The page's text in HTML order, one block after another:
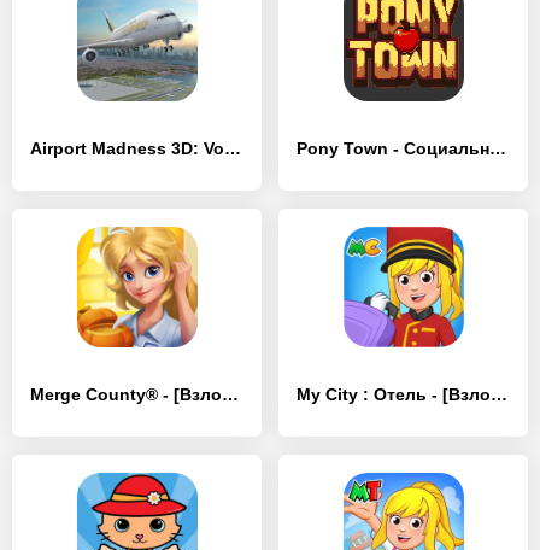
Airport Madness 3D: Volume 2 - [Взлом/МОД Меню] Pony Town - Социальная MMORPG - [Взлом/МОД Все открыто]
Merge County® - [Взлом/МОД Бесконечные деньги] My City : Отель - [Взлом/МОД Много денег]